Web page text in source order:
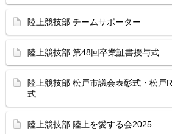
陸上競技部 チームサポーター
陸上競技部 第48回卒業証書授与式
陸上競技部 松戸市議会表彰式・松戸
式
陸上競技部 陸上を愛する会2025